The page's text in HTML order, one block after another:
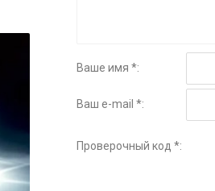
Ваше имя *:
Ваш e-mail *:
Проверочный код *: